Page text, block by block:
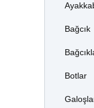
Bağcık
Botlar